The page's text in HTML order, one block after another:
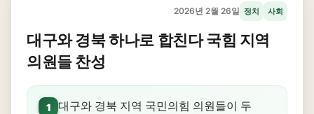
2026년 2월 26일 정치 사회
대구와 경북 하나로 합친다 국힘 지역
의원들 찬성
1
대구와 경북 지역 국민의힘 의원들이 두